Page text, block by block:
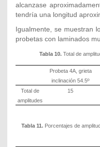
alcanzase
tendría una longitud
Igualmente, se muestran
probetas con laminados
Tabla 10. Total de
Probeta 4A, grieta
inclinación 54.5º
Total de
amplitudes
15
Tabla 11.Porcentajes de